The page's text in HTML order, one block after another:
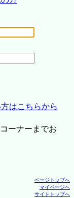
はこちらから
ーナーまでお
ページトップへ
マイページへ
サイトトップへ